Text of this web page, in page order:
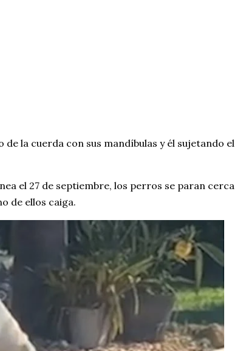
la cuerda con sus mandíbulas y él sujetando el
el 27 de septiembre, los perros se paran cerca
de ellos caiga.